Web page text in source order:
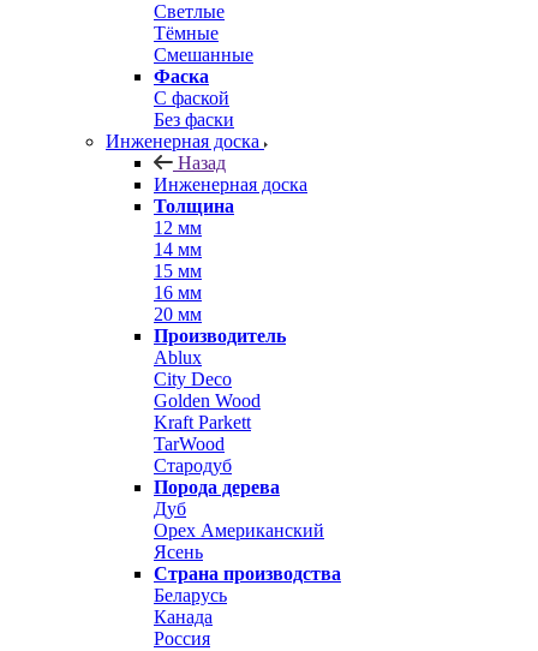
Светлые
Тёмные
Смешанные
Фаска
С фаской
Без фаски
Инженерная доска
Назад
Инженерная доска
Толщина
12 мм
14 мм
15 мм
16 мм
20 мм
Производитель
Ablux
City Deco
Golden Wood
Kraft Parkett
TarWood
Стародуб
Порода дерева
Дуб
Орех Американский
Ясень
Страна производства
Беларусь
Канада
Россия